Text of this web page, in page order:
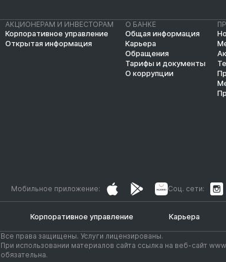
АКЦИОНЕРАМ И ИНВЕСТОРАМ
Корпоративное управление
Открытая информация
О БАНКЕ
Общая информация
Карьера
Обращения
Тарифы и документы
О коррупции
Мобильное приложение: Соц. сети:
Корпоративное управление Карьера
Все права защищены. Услуги лицензированы.
При использовании материалов сайта ссылка на веб-сайт
обязательна.